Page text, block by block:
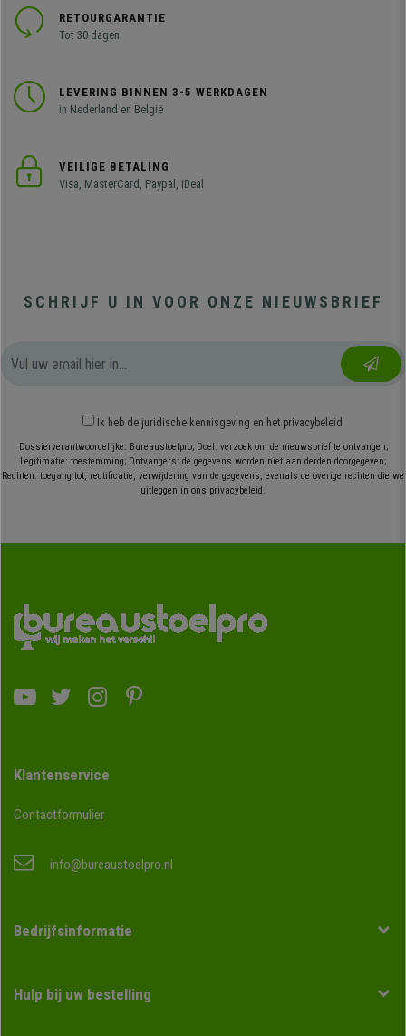
RETOURGARANTIE
Tot 30 dagen
LEVERING BINNEN 3-5 WERKDAGEN
in Nederland en België
VEILIGE BETALING
Visa, MasterCard, Paypal, iDeal
SCHRIJF U IN VOOR ONZE NIEUWSBRIEF
Ik heb de juridische kennisgeving en het privacybeleid
Dossierverantwoordelijke: Bureaustoelpro; Doel: verzoek om de nieuwsbrief te ontvangen;
Legitimatie: toestemming; Ontvangers: de gegevens worden niet aan derden doorgegeven;
Rechten: toegang tot, rectificatie, verwijdering van de gegevens, evenals de overige rechten die we
uitleggen in ons privacybeleid.
Klantenservice
Contactformulier
info@bureaustoelpro.nl
Bedrijfsinformatie
Hulp bij uw bestelling